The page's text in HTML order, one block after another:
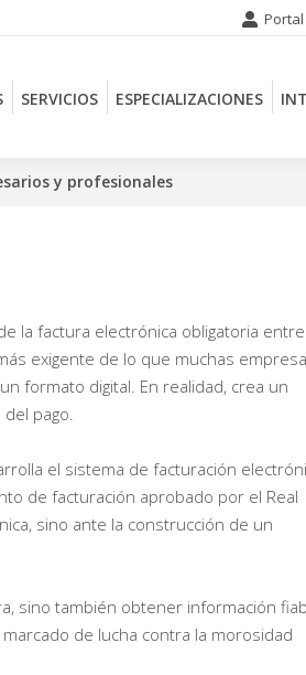
SERVICIOS ESPECIALIZACIONES
y profesionales
la factura electrónica obligatoria entre
exigente de lo que muchas
formato digital. En realidad, crea un
pago.
el sistema de facturación
de facturación aprobado por el Real
sino ante la construcción de un
sino también obtener información
de lucha contra la morosidad